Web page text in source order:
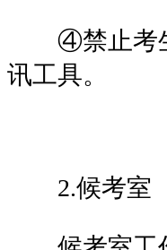
④禁止考生
讯工具。
2.候考室